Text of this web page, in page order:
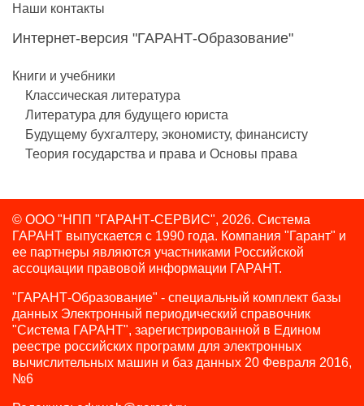
Наши контакты
Интернет-версия "ГАРАНТ-Образование"
Книги и учебники
Классическая литература
Литература для будущего юриста
Будущему бухгалтеру, экономисту, финансисту
Теория государства и права и Основы права
© ООО "НПП "ГАРАНТ-СЕРВИС", 2026. Система
ГАРАНТ выпускается с 1990 года. Компания "Гарант" и
ее партнеры являются участниками Российской
ассоциации правовой информации ГАРАНТ.
"ГАРАНТ-Образование" - специальный комплект базы
данных Электронный периодический справочник
"Система ГАРАНТ", зарегистрированной в Едином
реестре российских программ для электронных
вычислительных машин и баз данных 20 Февраля 2016,
№6